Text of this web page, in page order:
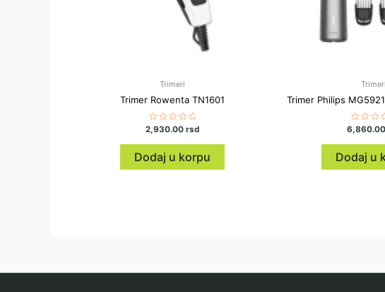
Trimeri
Trimer Rowenta TN1601
Ocenjeno
sa
0
od
5
2,930.00 rsd
Dodaj u korpu
Trimeri
Trimer Philips
sa
0
od
5
6,860.00
Dodaj u